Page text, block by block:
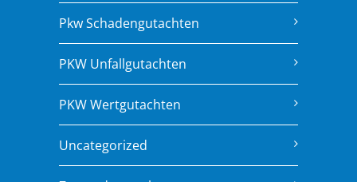
Pkw Schadengutachten
PKW Unfallgutachten
PKW Wertgutachten
Uncategorized